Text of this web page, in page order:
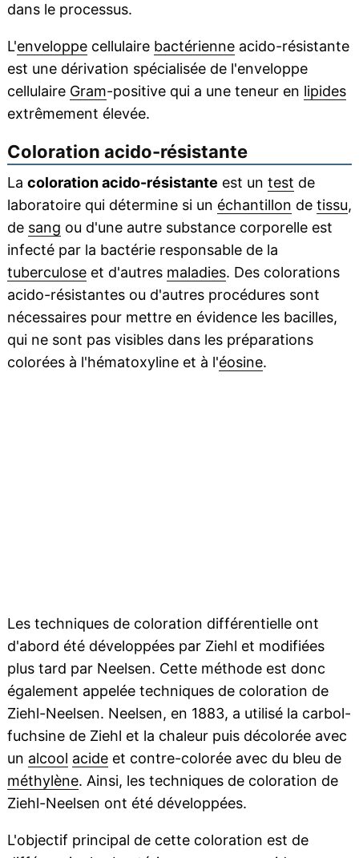
dans le processus.
L'enveloppecellulaire bactérienneacido-résistante
est une dérivation spécialisée de l'enveloppe
cellulaire Gram-positive qui a une teneur en lipides
extrêmement élevée.
Coloration acido-résistante
La coloration acido-résistante est un test de
laboratoire qui détermine si un échantillon de tissu,
de sang ou d'une autre substance corporelle est
infecté par la bactérie responsable de la
tuberculoseet d'autres maladies. Des colorations
acido-résistantes ou d'autres procédures sont
nécessaires pour mettre en évidence les bacilles,
qui ne sont pas visibles dans les préparations
colorées à l'hématoxyline et à l'éosine.
Les techniques de coloration différentielle ont
d'abord été développées par Ziehl et modifiées
plus tard par Neelsen. Cette méthode est donc
également appelée techniques de coloration de
Ziehl-Neelsen. Neelsen, en 1883, a utilisé la carbol-
fuchsine de Ziehl et la chaleur puis décolorée avec
un alcool acideet contre-colorée avec du bleu de
méthylène. Ainsi, les techniques de coloration de
Ziehl-Neelsen ont été développées.
L'objectif principal de cette coloration est de